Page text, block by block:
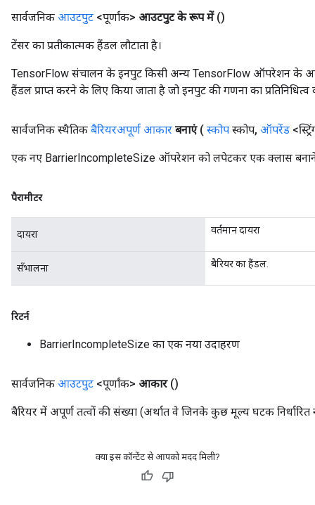
सार्वजनिक आउटपुट <पूर्णांक> आउटपुट के रूप में ()
टेंसर का प्रतीकात्मक हैंडल लौटाता है।
TensorFlow संचालन के इनपुट किसी अन्य TensorFlow ऑपरेशन के
हैंडल प्राप्त करने के लिए किया जाता है जो इनपुट की गणना का प्रतिनिधित्व
सार्वजनिक स्थैतिक बैरियरअपूर्ण आकार बनाएं ( स्कोप स्कोप, ऑपरेंड
एक नए BarrierIncompleteSize ऑपरेशन को लपेटकर एक क्लास बनाने
पैरामीटर
दायरा वर्तमान दायरा
सँभालना बैरियर का हैंडल.
रिटर्न
BarrierIncompleteSize का एक नया उदाहरण
सार्वजनिक आउटपुट <पूर्णांक> आकार ()
बैरियर में अपूर्ण तत्वों की संख्या (अर्थात वे जिनके कुछ मूल्य घटक निर्धारित
क्या इस कॉन्टेंट से आपको मदद मिली?